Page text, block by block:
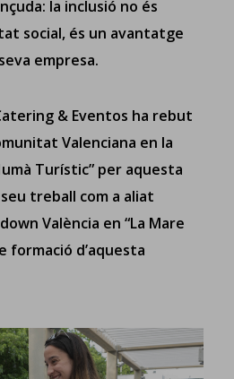
la inclusió no és
social, és un avantatge
empresa.
& Eventos ha rebut
Valenciana en la
Turístic” per aquesta
treball com a aliat
València en “La Mare
formació d’aquesta